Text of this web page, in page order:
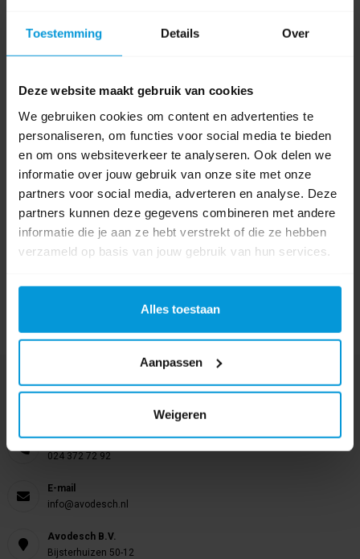
Toestemming Details Over
Deze website maakt gebruik van cookies
We gebruiken cookies om content en advertenties te
personaliseren, om functies voor social media te bieden
en om ons websiteverkeer te analyseren. Ook delen we
informatie over jouw gebruik van onze site met onze
partners voor social media, adverteren en analyse. Deze
partners kunnen deze gegevens combineren met andere
informatie die je aan ze hebt verstrekt of die ze hebben
verzameld op basis van jouw gebruik van hun services.
Alles toestaan
Aanpassen
Weigeren
Product labels
Tork (159), 474610 (1)
0 beoordeling(en)
Schrijf als eerste voor dit product een beoordeling
Nog vragen?
Onze product specialisten staan voor je klaar!
Telefoon
024 372 72 92
E-mail
info@avodesch.nl
Avodesch B.V.
Bijsterhuizen 50-12